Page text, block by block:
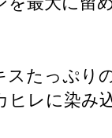
たっぷり
レに染み